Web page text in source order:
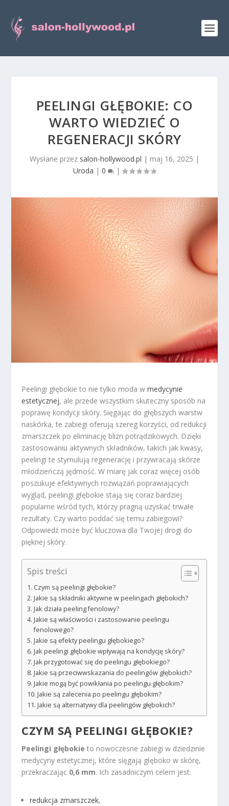
PEELINGI GŁĘBOKIE: CO
WARTO WIEDZIEĆ O
REGENERACJI SKÓRY
Wysłane przez salon-hollywood.pl | maj 16, 2025 |
Uroda | 0 |
Peelingi głębokie to nie tylko moda wmedycynie
estetycznej, ale przede wszystkim skuteczny sposób na
poprawę kondycji skóry. Sięgając do głębszych warstw
naskórka, te zabiegi oferują szereg korzyści, od redukcji
zmarszczek po eliminację blizn potrądzikowych. Dzięki
zastosowaniu aktywnych składników, takich jak kwasy,
peelingi te stymulują regenerację i przywracają skórze
młodzieńczą jędrność. W miarę jak coraz więcej osób
poszukuje efektywnych rozwiązań poprawiających
wygląd, peelingi głębokie stają się coraz bardziej
popularne wśród tych, którzy pragną uzyskać trwałe
rezultaty. Czy warto poddać się temu zabiegowi?
Odpowiedź może być kluczowa dla Twojej drogi do
pięknej skóry.
Spis treści
Czym są peelingi głębokie?
Jakie są składniki aktywne w peelingach głębokich?
Jak działa peeling fenolowy?
Jakie są właściwości i zastosowanie peelingu
fenolowego?
Jakie są efekty peelingu głębokiego?
Jak peelingi głębokie wpływają na kondycję skóry?
Jak przygotować się do peelingu głębokiego?
Jakie są przeciwwskazania do peelingów głębokich?
Jakie mogą być powikłania po peelingu głębokim?
Jakie są zalecenia po peelingu głębokim?
Jakie są alternatywy dla peelingów głębokich?
CZYM SĄ PEELINGI GŁĘBOKIE?
Peelingi głębokie to nowoczesne zabiegi w dziedzinie
medycyny estetycznej, które sięgają głęboko w skórę,
przekraczając 0,6 mm. Ich zasadniczym celem jest:
redukcja zmarszczek,